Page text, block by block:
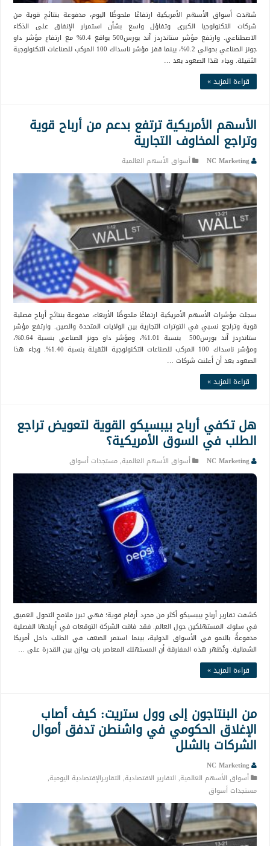
شهدت أسواق الأسهم الأمريكية ارتفاعًا ملحوظًا اليوم، مدفوعة بنتائج قوية من
شركات التكنولوجيا الكبرى وتفاؤل واسع بشأن استمرار الإنفاق على الذكاء
الاصطناعي. وارتفع مؤشر ستاندردز آند بورس500 بواقع 0.4% مع ارتفاع مؤشر داو
جونز الصناعي بحوالي 0.2%، بينما قفز مؤشر ناسداك 100 المركب للصناعات التكنولوجية
الثقيلة. وجاء هذا الصعود بعد …
قراءة المزيد »
الأسهم الأمريكية ترتفع بدعم من أرباح قوية
وتراجع المخاوف التجارية
NC Marketing أسواق الأسهم العالمية
سجلت مؤشرات الأسهم الأمريكية ارتفاعًا ملحوظًا الأربعاء، مدفوعة بنتائج أرباح فصلية
قوية وتراجع نسبي في التوترات التجارية بين الولايات المتحدة والصين. وارتفع مؤشر
ستاندردز آند بورس500 بنسبة 1.01%، ومؤشر داو جونز الصناعي بنسبة 0.64%،
ومؤشر ناسداك 100 المركب للصناعات التكنولوجية الثقيلة بنسبة 1.40%. وجاء هذا
الصعود بعد أن أعلنت شركات …
قراءة المزيد »
هل تكفي أرباح بيبسيكو القوية لتعويض تراجع
الطلب في السوق الأمريكية؟
NC Marketing أسواق الأسهم العالمية,مستجدات أسواق
كشفت تقارير أرباح بيبسيكو أكثر من مجرد أرقام قوية؛ فهي تبرز ملامح التحول العميق
في سلوك المستهلكين حول العالم. فقد فاقت الشركة التوقعات في أرباحها الفصلية
مدفوعةً بالنمو في الأسواق الدولية، بينما استمر الضعف في الطلب داخل أمريكا
الشمالية. وتُظهر هذه المفارقة أن المستهلك المعاصر بات يوازن بين القدرة على …
قراءة المزيد »
من البنتاجون إلى وول ستريت: كيف أصاب
الإغلاق الحكومي في واشنطن تدفق أموال
الشركات بالشلل
NC Marketing
أسواق الأسهم العالمية, التقارير الاقتصادية, التقاريرالإقتصادية اليومية,
مستجدات أسواق